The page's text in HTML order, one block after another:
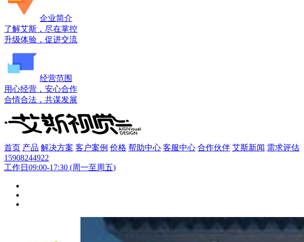
企业简介
了解艾斯，尽在掌控
升级体验，促进交流
经营范围
用心经营，安心合作
合情合法，共谋发展
首页 产品 解决方案 客户案例 价格 帮助中心 客服中心 合作伙伴 艾斯新闻 需求评估
15908244922
工作日09:00-17:30 (周一至周五)